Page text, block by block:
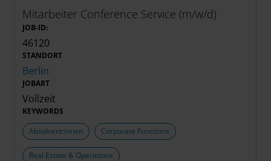
Mitarbeiter Conference Service (m/w/d)
JOB-ID:
46120
STANDORT
Berlin
JOBART
Vollzeit
KEYWORDS
Absolvent:innen
Corporate Functions
Real Estate & Operations